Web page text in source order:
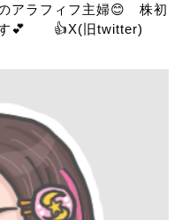
アラフィフ主婦😊 株初
す💕 👍X(旧twitter)